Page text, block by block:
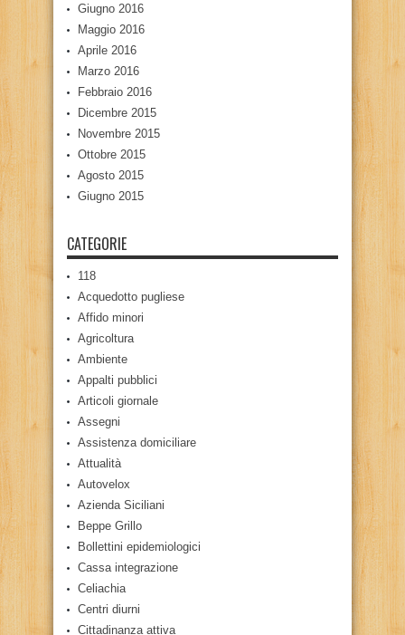
Giugno 2016
Maggio 2016
Aprile 2016
Marzo 2016
Febbraio 2016
Dicembre 2015
Novembre 2015
Ottobre 2015
Agosto 2015
Giugno 2015
CATEGORIE
118
Acquedotto pugliese
Affido minori
Agricoltura
Ambiente
Appalti pubblici
Articoli giornale
Assegni
Assistenza domiciliare
Attualità
Autovelox
Azienda Siciliani
Beppe Grillo
Bollettini epidemiologici
Cassa integrazione
Celiachia
Centri diurni
Cittadinanza attiva